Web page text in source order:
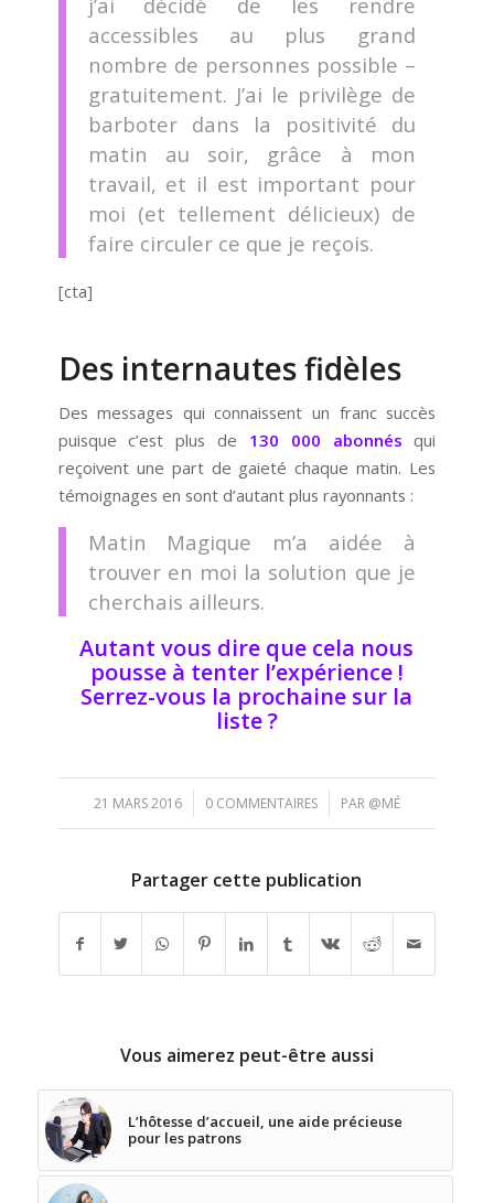
accessibles au plus grand
nombre de personnes possible –
gratuitement. J’ai le privilège de
barboter dans la positivité du
matin au soir, grâce à mon
travail, et il est important pour
moi (et tellement délicieux) de
faire circuler ce que je reçois.
[cta]
Des internautes fidèles
Des messages qui connaissent un franc succès
puisque c’est plus de 130 000 abonnés qui
reçoivent une part de gaieté chaque matin. Les
témoignages en sont d’autant plus rayonnants :
Matin Magique m’a aidée à
trouver en moi la solution que je
cherchais ailleurs.
Autant vous dire que cela nous
pousse à tenter l’expérience !
Serrez-vous la prochaine sur la
liste ?
21 MARS 2016
/ 0 COMMENTAIRES
/ PAR @MÉ
Partager cette publication
Vous aimerez peut-être aussi
L’hôtesse d’accueil, une aide précieuse
pour les patrons